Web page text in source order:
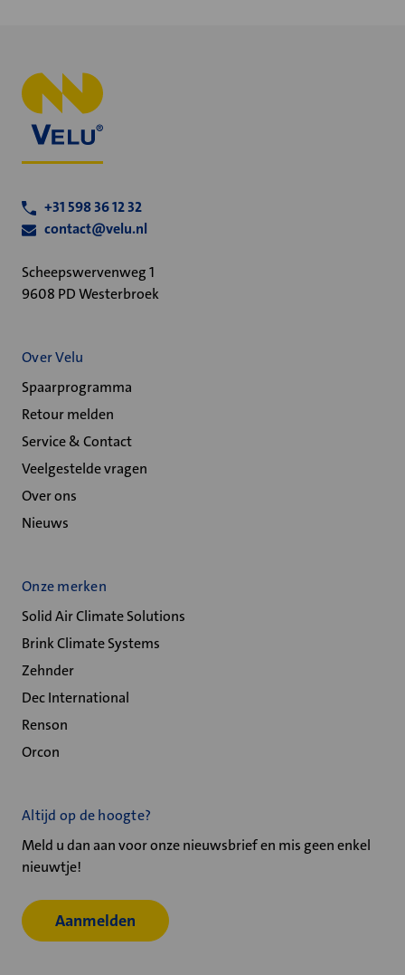
+31 598 36 12 32
contact@velu.nl
Scheepswervenweg 1
9608 PD Westerbroek
Over Velu
Spaarprogramma
Retour melden
Service & Contact
Veelgestelde vragen
Over ons
Nieuws
Onze merken
Solid Air Climate Solutions
Brink Climate Systems
Zehnder
Dec International
Renson
Orcon
Altijd op de hoogte?
Meld u dan aan voor onze nieuwsbrief en mis geen enkel
nieuwtje!
Aanmelden